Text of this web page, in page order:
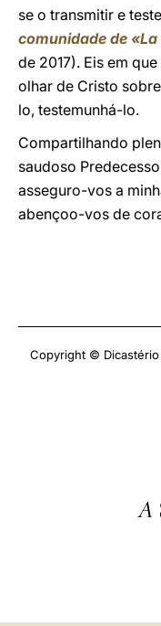
se o transmitir e
comunidade de
de 2017). Eis em
olhar de Cristo
lo, testemunhá-lo.
Compartilhando
saudoso
asseguro-vos a
abençoo-vos de
Copyright © Dicastério
A